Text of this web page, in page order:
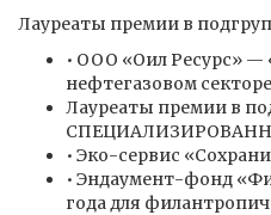
Лауреаты премии в
• ООО «Оил Ресурс» —
нефтегазовом
Лауреаты премии в
• Эко-сервис
• Эндаумент-фонд
года для